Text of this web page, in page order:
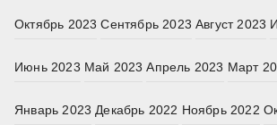
Октябрь 2023 Сентябрь 2023 Август 2023
Июнь 2023 Май 2023 Апрель 2023 Март
Январь 2023 Декабрь 2022 Ноябрь 2022